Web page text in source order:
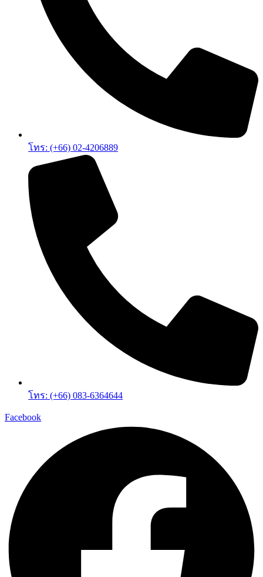
โทร: (+66) 02-4206889
โทร: (+66) 083-6364644
Facebook